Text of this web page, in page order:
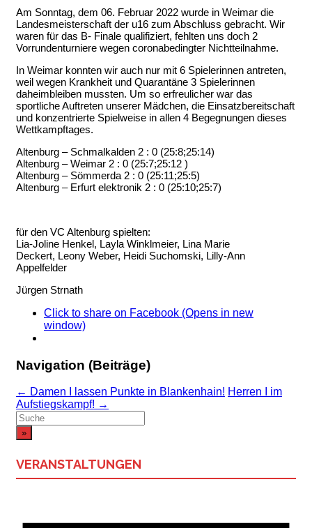
Am Sonntag, dem 06. Februar 2022 wurde in Weimar die
Landesmeisterschaft der u16 zum Abschluss gebracht. Wir
waren für das B- Finale qualifiziert, fehlten uns doch 2
Vorrundenturniere wegen coronabedingter Nichtteilnahme.
In Weimar konnten wir auch nur mit 6 Spielerinnen antreten,
weil wegen Krankheit und Quarantäne 3 Spielerinnen
daheimbleiben mussten. Um so erfreulicher war das
sportliche Auftreten unserer Mädchen, die Einsatzbereitschaft
und konzentrierte Spielweise in allen 4 Begegnungen dieses
Wettkampftages.
Altenburg – Schmalkalden 2 : 0 (25:8;25:14)
Altenburg – Weimar 2 : 0 (25:7;25:12 )
Altenburg – Sömmerda 2 : 0 (25:11;25:5)
Altenburg – Erfurt elektronik 2 : 0 (25:10;25:7)
für den VC Altenburg spielten:
Lia-Joline Henkel, Layla Winklmeier, Lina Marie
Deckert, Leony Weber, Heidi Suchomski, Lilly-Ann
Appelfelder
Jürgen Strnath
Click to share on Facebook (Opens in new
window)
Navigation (Beiträge)
← Damen I lassen Punkte in Blankenhain! Herren I im
Aufstiegskampf! →
Suchergebnis
für:
VERANSTALTUNGEN